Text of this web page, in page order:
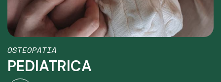
OSTEOPATIA
PEDIATRICA